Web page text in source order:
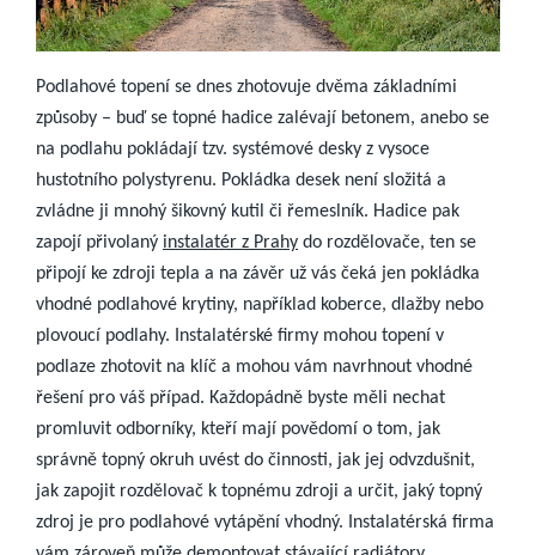
Podlahové topení se dnes zhotovuje dvěma základními
způsoby – buď se topné hadice zalévají betonem, anebo se
na podlahu pokládají tzv. systémové desky z vysoce
hustotního polystyrenu. Pokládka desek není složitá a
zvládne ji mnohý šikovný kutil či řemeslník. Hadice pak
zapojí přivolaný instalatér z Prahy do rozdělovače, ten se
připojí ke zdroji tepla a na závěr už vás čeká jen pokládka
vhodné podlahové krytiny, například koberce, dlažby nebo
plovoucí podlahy. Instalatérské firmy mohou topení v
podlaze zhotovit na klíč a mohou vám navrhnout vhodné
řešení pro váš případ. Každopádně byste měli nechat
promluvit odborníky, kteří mají povědomí o tom, jak
správně topný okruh uvést do činnosti, jak jej odvzdušnit,
jak zapojit rozdělovač k topnému zdroji a určit, jaký topný
zdroj je pro podlahové vytápění vhodný. Instalatérská firma